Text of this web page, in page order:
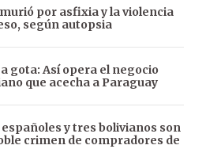
por asfixia y la violencia
según autopsia
gota: Así opera el negocio
que acecha a Paraguay
y tres bolivianos son
crimen de compradores de